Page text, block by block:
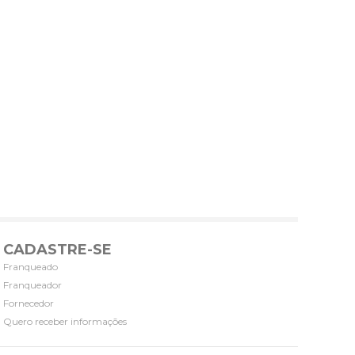
CADASTRE-SE
Franqueado
Franqueador
Fornecedor
Quero receber informações